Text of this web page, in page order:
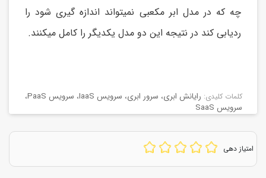
چه که در مدل ابر مکعبی نمیتواند اندازه گیری شود را
ردیابی کند در نتیجه این دو مدل یکدیگر را کامل میکنند.
كلمات كليدی: رایانش ابری، سرور ابری، سرویس IaaS ، سرویس PaaS
،
سرویس SaaS
امتیاز دهی